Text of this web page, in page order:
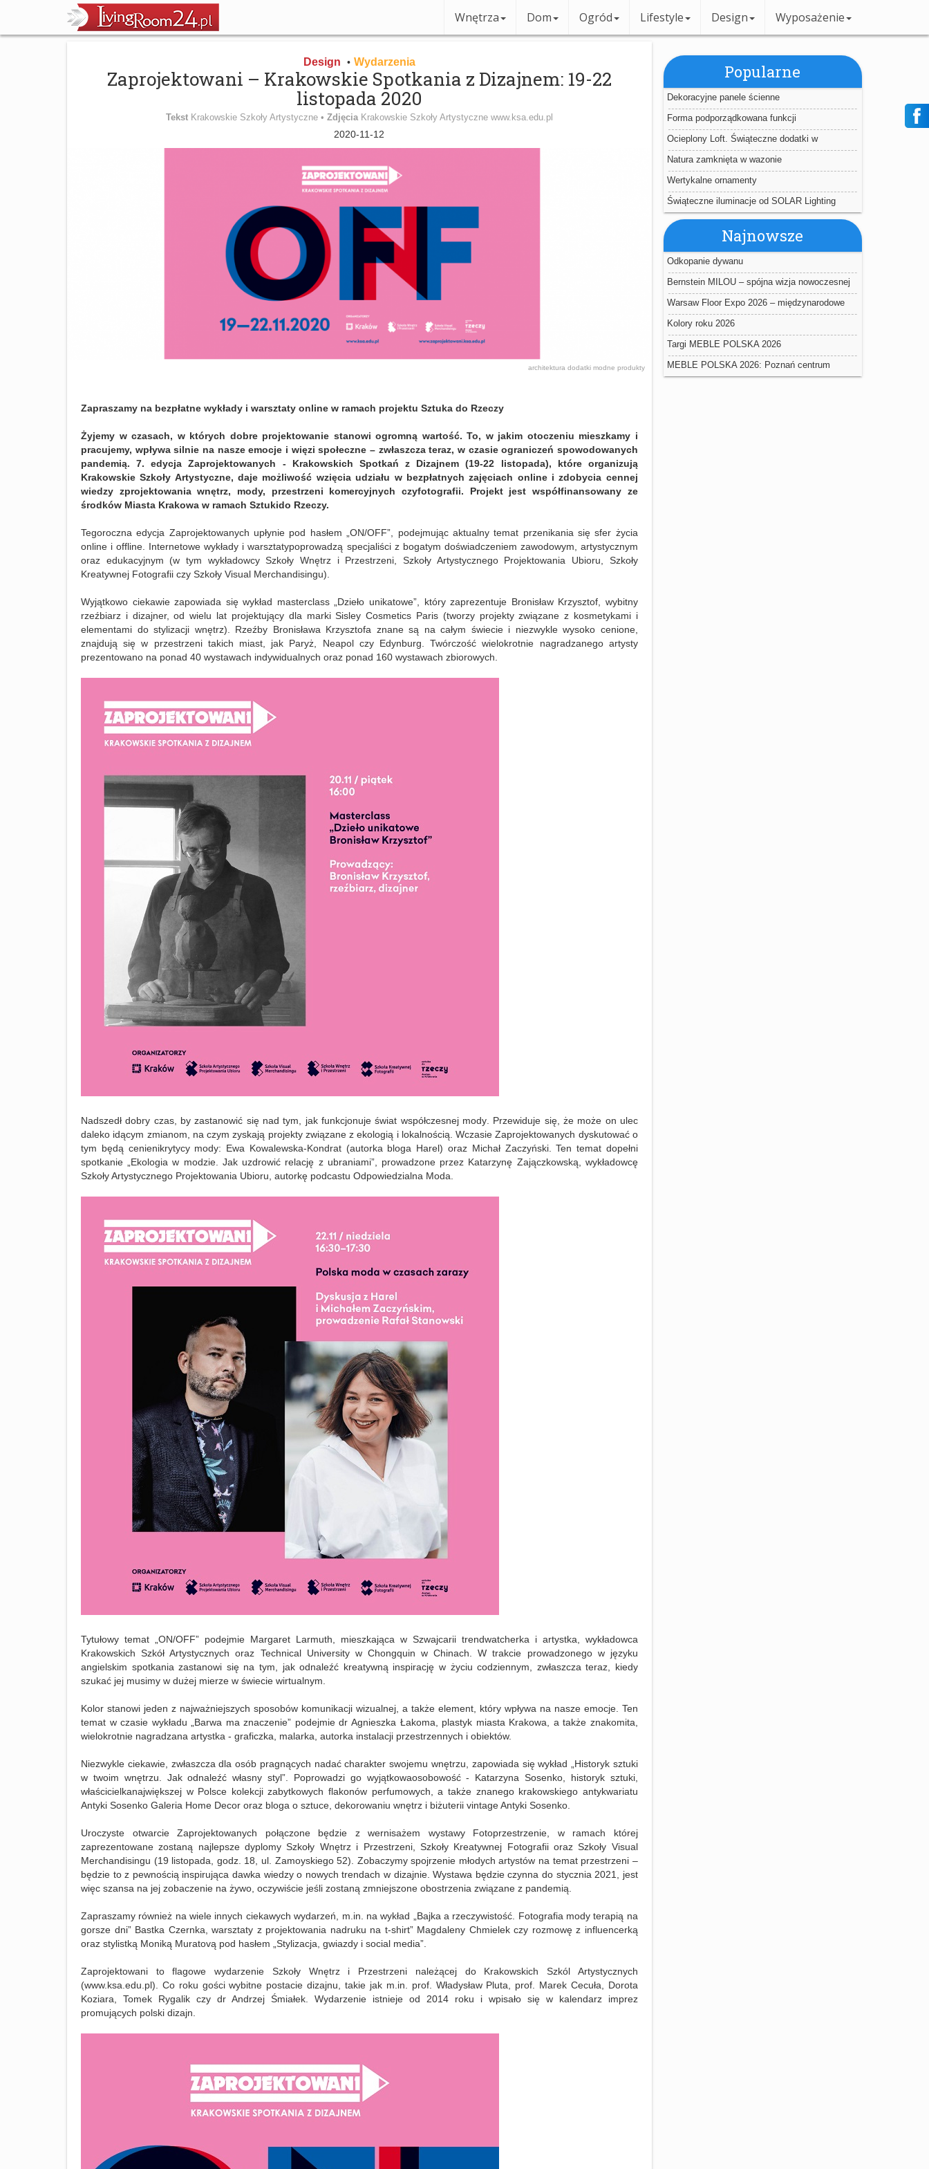
Wnętrza Dom Ogród Lifestyle Design Wyposażenie
Design • Wydarzenia
Zaprojektowani – Krakowskie Spotkania z Dizajnem: 19-22
listopada 2020
Tekst Krakowskie Szkoły Artystyczne • Zdjęcia Krakowskie Szkoły Artystyczne www.ksa.edu.pl
2020-11-12
architektura dodatki modne produkty
Zapraszamy na bezpłatne wykłady i warsztaty online w ramach projektu Sztuka do Rzeczy
Żyjemy w czasach, w których dobre projektowanie stanowi ogromną wartość. To, w jakim otoczeniu mieszkamy i
pracujemy, wpływa silnie na nasze emocje i więzi społeczne – zwłaszcza teraz, w czasieograniczeń spowodowanych
pandemią. 7. edycja Zaprojektowanych - Krakowskich Spotkań z Dizajnem (19-22 listopada), które organizują
Krakowskie Szkoły Artystyczne, daje możliwość wzięcia udziału w bezpłatnychzajęciach online i zdobycia cennej
wiedzy zprojektowania wnętrz, mody, przestrzeni komercyjnychczyfotografii. Projekt jest współfinansowany ze
środków Miasta Krakowa w ramach Sztukido Rzeczy.
Tegoroczna edycja Zaprojektowanych upłynie pod hasłem „ON/OFF”, podejmując aktualny temat przenikania się sfer życia
online i offline. Internetowe wykłady i warsztatypoprowadzą specjaliści z bogatym doświadczeniem zawodowym, artystycznym
oraz edukacyjnym (w tym wykładowcy Szkoły Wnętrz i Przestrzeni, Szkoły Artystycznego Projektowania Ubioru, Szkoły
Kreatywnej Fotografii czy Szkoły Visual Merchandisingu).
Wyjątkowo ciekawie zapowiada się wykład masterclass „ Dzieło unikatowe”, któryzaprezentuje Bronisław Krzysztof, wybitny
rzeźbiarz i dizajner, od wielu lat projektujący dla markiSisley Cosmetics Paris (tworzy projekty związane z kosmetykami i
elementami do stylizacji wnętrz). Rzeźby Bronisława Krzysztofa znane są na całym świecie i niezwykle wysoko cenione,
znajdują się w przestrzeni takich miast, jak Paryż, Neapol czy Edynburg.Twórczość wielokrotnie nagradzanego artysty
prezentowano na ponad 40 wystawach indywidualnych oraz ponad 160 wystawach zbiorowych.
Nadszedł dobry czas, by zastanowić się nad tym, jak funkcjonujeświat współczesnej mody. Przewiduje się, że może on ulec
daleko idącym zmianom, na czym zyskają projekty związane z ekologią i lokalnością. Wczasie Zaprojektowanych dyskutować o
tym będą cenienikrytycy mody: Ewa Kowalewska-Kondrat (autorka bloga Harel) oraz Michał Zaczyński.Ten temat dopełni
spotkanie „Ekologia w modzie. Jak uzdrowić relację z ubraniami”, prowadzone przez Katarzynę Zajączkowską , wykładowcę
Szkoły Artystycznego Projektowania Ubioru, autorkę podcastu Odpowiedzialna Moda
Tytułowy temat „ON/OFF” podejmie Margaret Larmuth, mieszkająca w Szwajcarii trendwatcherka i artystka, wykładowca
Krakowskich Szkół Artystycznych oraz Technical University w Chongquin wChinach. W trakcie prowadzonego w języku
angielskim spotkania zastanowi się na tym, jak odnaleźć kreatywną inspirację w życiu codziennym, zwłaszcza teraz, kiedy
szukać jej musimy w dużej mierze w świecie wirtualnym.
Kolor stanowi jeden z najważniejszych sposobów komunikacji wizualnej, a także element, który wpływa na nasze emocje. Ten
temat w czasie wykładu „Barwa ma znaczenie” podejmiedr Agnieszka Łakoma, plastyk miasta Krakowa, a także znakomita,
wielokrotnie nagradzana artystka - graficzka, malarka, autorka instalacji przestrzennych i obiektów.
Niezwykle ciekawie, zwłaszcza dla osób pragnących nadać charakter swojemu wnętrzu, zapowiada się wykład „Historyk sztuki
w twoim wnętrzu. Jak odnaleźć własny styl”. Poprowadzi go wyjątkowaosobowość - Katarzyna Sosenko, historyk sztuki,
właścicielkanajwiększej w Polsce kolekcji zabytkowych flakonów perfumowych, a także znanego krakowskiego antykwariatu
Antyki Sosenko Galeria Home Decor oraz bloga o sztuce, dekorowaniu wnętrz i biżuterii vintage Antyki Sosenko.
Uroczyste otwarcie Zaprojektowanych połączone będzie z wernisażem wystawy Fotoprzestrzenie, w ramach której
zaprezentowane zostaną najlepsze dyplomy Szkoły Wnętrz i Przestrzeni, Szkoły Kreatywnej Fotografii oraz Szkoły Visual
Merchandisingu (19 listopada, godz. 18, ul. Zamoyskiego 52). Zobaczymy spojrzenie młodych artystów na temat przestrzeni –
będzie to z pewnością inspirująca dawka wiedzy o nowych trendach w dizajnie. Wystawa będzie czynna do stycznia 2021, jest
więc szansa na jej zobaczenie na żywo, oczywiście jeśli zostaną zmniejszone obostrzenia związane z pandemią.
Zapraszamy również na wiele innych ciekawych wydarzeń, m.in. na wykład „Bajka a rzeczywistość. Fotografia mody terapią na
gorsze dni” Bastka Czernka, warsztaty z projektowania nadruku na t-shirt” Magdaleny Chmielek czy rozmowę z influencerką
oraz stylistką Moniką Muratovą pod hasłem „Stylizacja, gwiazdy i social media”.
Zaprojektowani to flagowe wydarzenie Szkoły Wnętrz i Przestrzeni należącej do Krakowskich Szkól Artystycznych
(www.ksa.edu.pl). Co roku gości wybitne postacie dizajnu, takie jak m.in. prof. Władysław Pluta, prof. Marek Cecuła, Dorota
Koziara, Tomek Rygalik czy dr Andrzej Śmiałek. Wydarzenie istnieje od 2014 roku i wpisało się w kalendarz imprez
promujących polski dizajn.
Popularne
Dekoracyjne panele ścienne
Forma podporządkowana funkcji
Ocieplony Loft. Świąteczne dodatki w
industrialnym wnętrzu
Natura zamknięta w wazonie
Wertykalne ornamenty
Świąteczne iluminacje od SOLAR Lighting
Najnowsze
Odkopanie dywanu
Bernstein MILOU – spójna wizja nowoczesnej
łazienki
Warsaw Floor Expo 2026 – międzynarodowe
targi materiałów podłogowych i powierzchniowych
w Nadarzynie
Kolory roku 2026
Targi MEBLE POLSKA 2026
MEBLE POLSKA 2026: Poznań centrum
globalnego handlu meblami